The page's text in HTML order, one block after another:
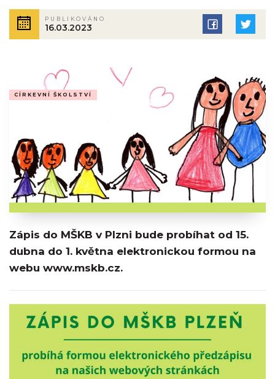
PUBLIKOVÁNO
16.03.2023
CÍRKEVNÍ ŠKOLSTVÍ
Zápis do MŠKB v Plzni bude probíhat od 15.
dubna do 1. května elektronickou formou na
webu www.mskb.cz.